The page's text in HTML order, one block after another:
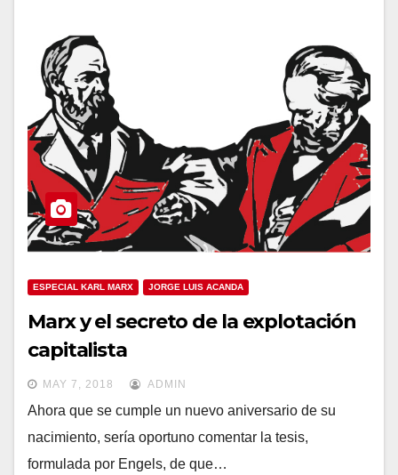
ESPECIAL KARL MARX JORGE LUIS ACANDA
Marx y el secreto de la explotación
capitalista
MAY 7, 2018 ADMIN
Ahora que se cumple un nuevo aniversario de su
nacimiento, sería oportuno comentar la tesis,
formulada por Engels, de que…